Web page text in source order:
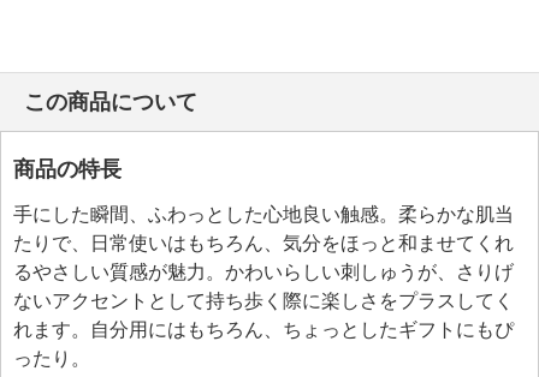
この商品について
商品の特長
手にした瞬間、ふわっとした心地良い触感。柔らかな肌当
たりで、日常使いはもちろん、気分をほっと和ませてくれ
るやさしい質感が魅力。かわいらしい刺しゅうが、さりげ
ないアクセントとして持ち歩く際に楽しさをプラスしてく
れます。自分用にはもちろん、ちょっとしたギフトにもぴ
ったり。